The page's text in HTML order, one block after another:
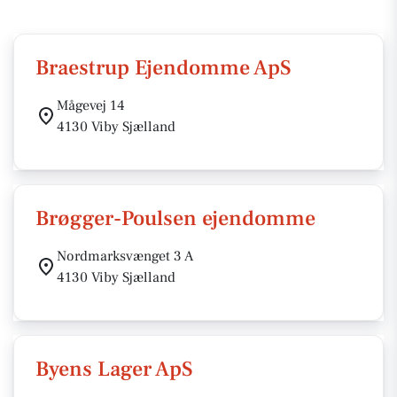
Braestrup Ejendomme ApS
Mågevej 14
4130 Viby Sjælland
Brøgger-Poulsen ejendomme
Nordmarksvænget 3 A
4130 Viby Sjælland
Byens Lager ApS